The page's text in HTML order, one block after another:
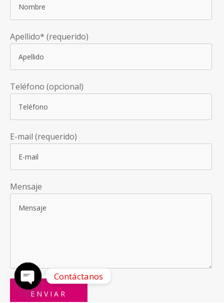
Apellido* (requerido)
Teléfono (opcional)
E-mail (requerido)
Mensaje
Contáctanos
OPEN